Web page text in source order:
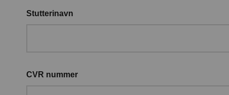
Stutterinavn
CVR nummer